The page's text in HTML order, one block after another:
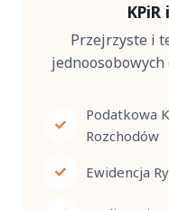
KPiR
Przejrzyste i
jednoosobowych
Podatkowa
Rozchodów
Ewidencja